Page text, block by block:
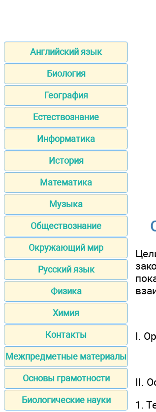
Английский язык
Биология
География
Естествознание
Информатика
История
Математика
Музыка
Обществознание
Окружающий мир
Русский язык
Физика
Химия
Контакты
Межпредметные материалы
Основы грамотности
Биологические науки
I.
II.
1.